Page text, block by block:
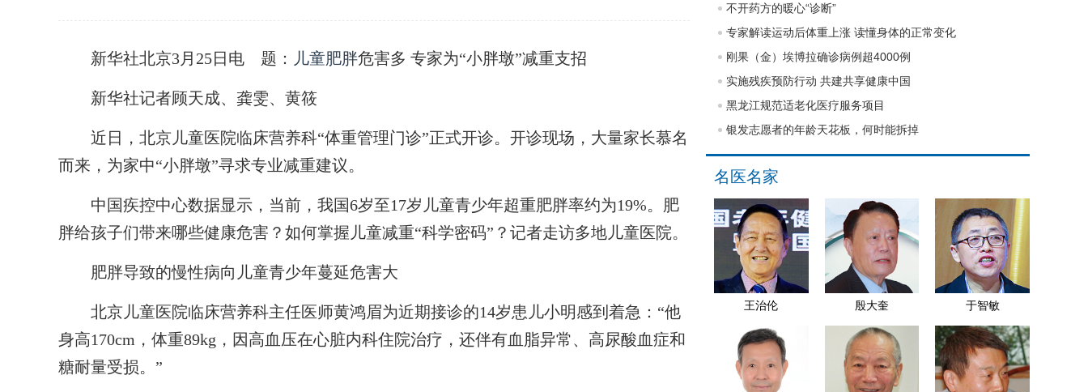
新华社北京3月25日电 题： 儿童肥胖危害多 专家为“小胖墩”减重支招
新华社记者顾天成、龚雯、黄筱
近日，北京儿童医院临床营养科“体重管理门诊”正式开诊。开诊现场，大量家长慕名
而来，为家中“小胖墩”寻求专业减重建议。
中国疾控中心数据显示，当前，我国6岁至17岁儿童青少年超重肥胖率约为19%。肥
胖给孩子们带来哪些健康危害？如何掌握儿童减重“科学密码”？记者走访多地儿童医院。
肥胖导致的慢性病向儿童青少年蔓延危害大
北京儿童医院临床营养科主任医师黄鸿眉为近期接诊的14岁患儿小明感到着急：“他
身高170cm，体重89kg，因高血压在心脏内科住院治疗，还伴有血脂异常、高尿酸血症和
糖耐量受损。”
不开药方的暖心“诊断”
专家解读运动后体重上涨 读懂身体的正常变化
刚果（金）埃博拉确诊病例超4000例
实施残疾预防行动 共建共享健康中国
黑龙江规范适老化医疗服务项目
银发志愿者的年龄天花板，何时能拆掉
名医名家
王治伦 殷大奎 于智敏